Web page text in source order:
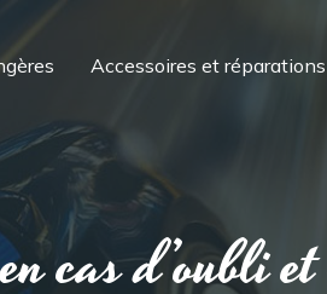
Accessoires et réparations
cas d’oubli